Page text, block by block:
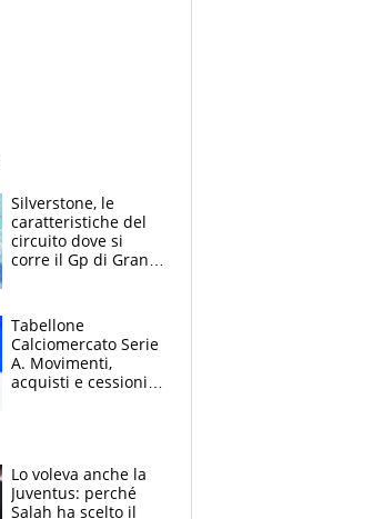
Silverstone, le
caratteristiche del
circuito dove si
corre il Gp di Gran
Tabellone
Calciomercato Serie
A. Movimenti,
acquisti e cessioni:
Lo voleva anche la
Juventus: perché
Salah ha scelto il